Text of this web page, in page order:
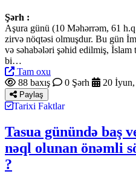
Şərh :
Aşura günü (10 Məhərrəm, 61
zirvə nöqtəsi olmuşdur. Bu gün
və səhabələri şəhid edilmiş,
bi…
Tam oxu
88 baxış
0 Şərh 20
Paylaş
Tarixi Faktlar
Tasua günündə baş
nəql olunan önəmli
?